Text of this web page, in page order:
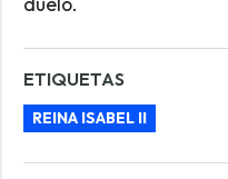
ETIQUETAS
REINA ISABEL II